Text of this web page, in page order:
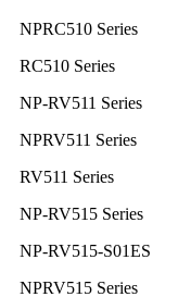
NPRC510 Series
RC510 Series
NP-RV511 Series
NPRV511 Series
RV511 Series
NP-RV515 Series
NP-RV515-S01ES
NPRV515 Series